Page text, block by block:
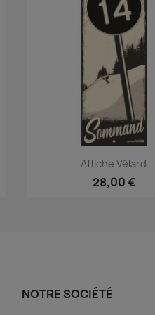
Aperçu rapide
Affiche Vélard
28,00 €
NOTRE SOCIÉTÉ